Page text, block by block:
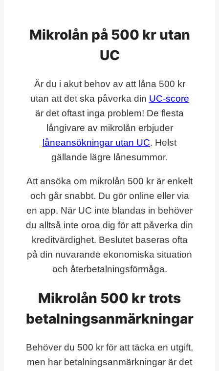
Mikrolån på 500 kr utan
UC
Är du i akut behov av att låna 500 kr
utan att det ska påverka din UC-score
är det oftast inga problem! De flesta
långivare av mikrolån erbjuder
låneansökningar utan UC. Helst
gällande lägre lånesummor.
Att ansöka om mikrolån 500 kr är enkelt
och går snabbt. Du gör online eller via
en app. När UC inte blandas in behöver
du alltså inte oroa dig för att påverka din
kreditvärdighet. Beslutet baseras ofta
på din nuvarande ekonomiska situation
och återbetalningsförmåga.
Mikrolån 500 kr trots
betalningsanmärkningar
Behöver du 500 kr för att täcka en utgift,
men har betalningsanmärkningar är det